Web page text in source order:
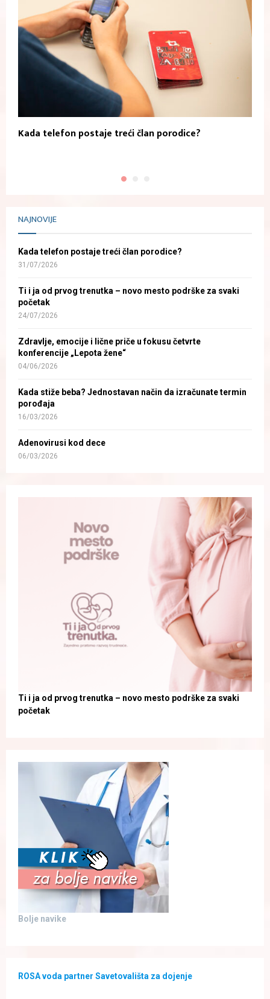
Kada telefon postaje treći član porodice?
NAJNOVIJE
Kada telefon postaje treći član porodice?
31/07/2026
Ti i ja od prvog trenutka – novo mesto podrške za svaki
početak
24/07/2026
Zdravlje, emocije i lične priče u fokusu četvrte
konferencije „Lepota žene“
04/06/2026
Kada stiže beba? Jednostavan način da izračunate termin
porođaja
16/03/2026
Adenovirusi kod dece
06/03/2026
Ti i ja od prvog trenutka – novo mesto podrške za svaki
početak
Bolje navike
ROSA voda partner Savetovališta za dojenje